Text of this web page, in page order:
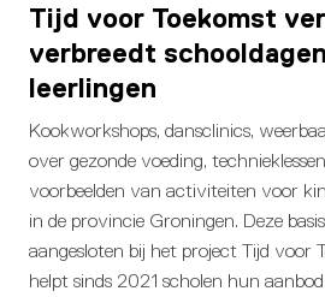
Tijd voor Toekomst
verbreedt
leerlingen
Kookworkshops, dansclinics,
over gezonde voeding,
voorbeelden van activiteiten voor
in de provincie Groningen. Deze
aangesloten bij het project Tijd voor
helpt sinds 2021 scholen hun